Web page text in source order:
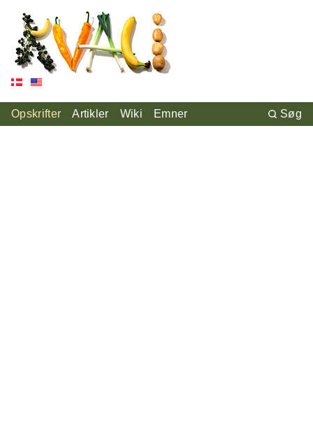
Opskrifter Artikler Wiki Emner Søg